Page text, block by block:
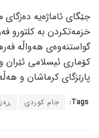
جێگای ئاماژەیە
خزمەتکردن بە کلتورو
گواستنەوەی ھەواڵە
کۆماری ئیسلامی
پارێزگای کرماشان و
Tags: جام کوردی